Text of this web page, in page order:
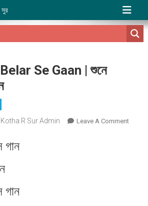
Se Gaan | শুনে
Kotha R Sur Admin Leave A CommentOn
গান
গান